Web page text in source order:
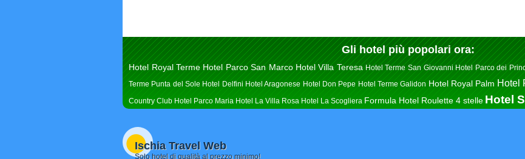
Gli hotel più popolari ora:
Hotel Royal Terme Hotel Parco San Marco Hotel Villa Teresa Hotel Terme San Giovanni Hotel Parco dei
Terme Punta del Sole Hotel Delfini Hotel Aragonese Hotel Don Pepe Hotel Terme Galidon Hotel Royal Palm Hotel
Country Club Hotel Parco Maria Hotel La Villa Rosa Hotel La Scogliera Formula Hotel Roulette 4 stelle Hotel
Ischia Travel Web
Solo hotel di qualità al prezzo minimo!